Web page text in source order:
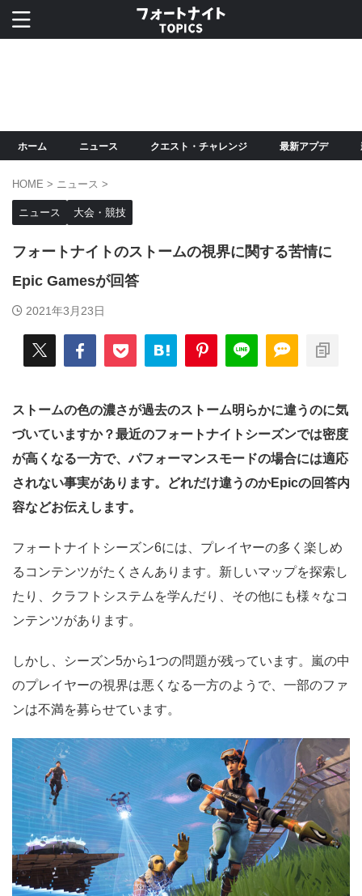
ホーム ニュース クエスト・チャレンジ 最新アプデ
HOME > ニュース >
ニュース 大会・競技
フォートナイトのストームの視界に関する苦情に
Epic Gamesが回答
2021年3月23日
ストームの色の濃さが過去のストーム明らかに違うのに気
づいていますか？最近のフォートナイトシーズンでは密度
が高くなる一方で、パフォーマンスモードの場合には適応
されない事実があります。どれだけ違うのかEpicの回答内
容などお伝えします。
フォートナイトシーズン6には、プレイヤーの多く楽しめ
るコンテンツがたくさんあります。新しいマップを探索し
たり、クラフトシステムを学んだり、その他にも様々なコ
ンテンツがあります。
しかし、シーズン5から1つの問題が残っています。嵐の中
のプレイヤーの視界は悪くなる一方のようで、一部のファ
ンは不満を募らせています。